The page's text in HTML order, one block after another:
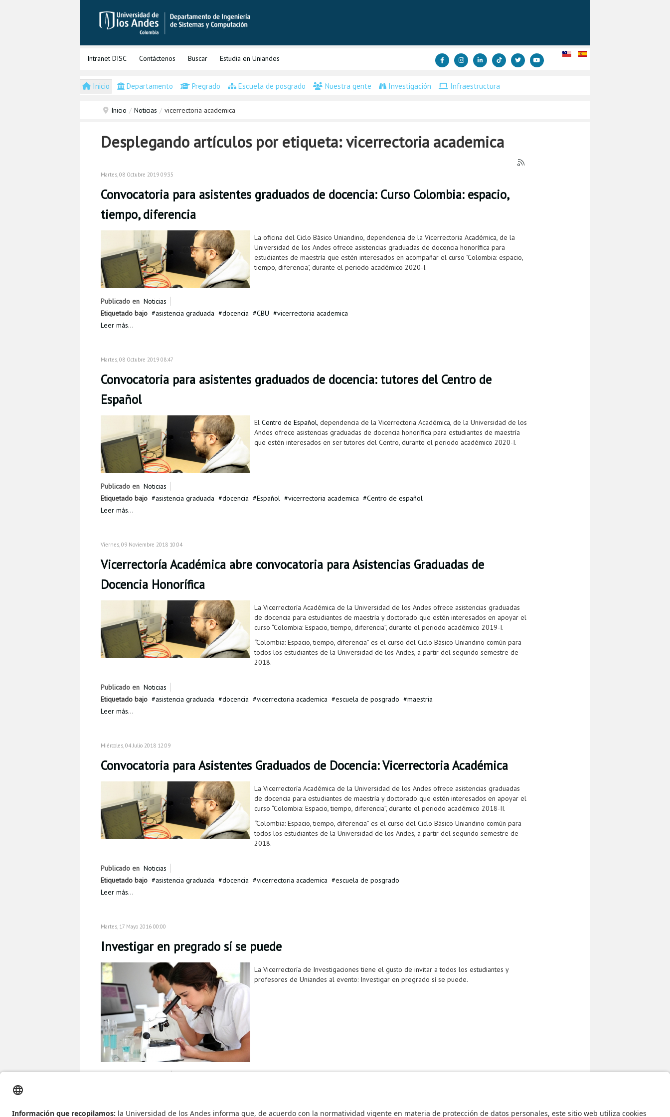
Intranet DISC Contáctenos Buscar Estudia en Uniandes
Inicio Departamento Pregrado Escuela de posgrado Nuestra gente Investigación Infraestructura
Inicio / Noticias / vicerrectoria academica
Desplegando artículos por etiqueta: vicerrectoria academica
Martes, 08 Octubre 2019 09:35
Convocatoria para asistentes graduados de docencia: Curso Colombia: espacio,
tiempo, diferencia
La oficina del Ciclo Básico Uniandino, dependencia de la Vicerrectoria Académica, de la
Universidad de los Andes ofrece asistencias graduadas de docencia honorífica para
estudiantes de maestría que estén interesados en acompañar el curso "Colombia: espacio,
tiempo, diferencia", durante el periodo académico 2020-I.
Publicado en Noticias
Etiquetado bajo
asistencia graduada docencia CBU
vicerrectoria academica
Leer más...
Martes, 08 Octubre 2019 08:47
Convocatoria para asistentes graduados de docencia: tutores del Centro de
Español
El Centro de Español, dependencia de la Vicerrectoria Académica, de la Universidad de los
Andes ofrece asistencias graduadas de docencia honorífica para estudiantes de maestría
que estén interesados en ser tutores del Centro, durante el periodo académico 2020-I.
Publicado en Noticias
Etiquetado bajo
asistencia graduada docencia Español vicerrectoria academica
Centro de español
Leer más...
Viernes, 09 Noviembre 2018 10:04
Vicerrectoría Académica abre convocatoria para Asistencias Graduadas de
Docencia Honorífica
La Vicerrectoría Académica de la Universidad de los Andes ofrece asistencias graduadas
de docencia para estudiantes de maestría y doctorado que estén interesados en apoyar el
curso “Colombia: Espacio, tiempo, diferencia”, durante el periodo académico 2019-I.
“Colombia: Espacio, tiempo, diferencia” es el curso del Ciclo Básico Uniandino común para
todos los estudiantes de la Universidad de los Andes, a partir del segundo semestre de
2018.
Publicado en Noticias
Etiquetado bajo
asistencia graduada docencia vicerrectoria academica escuela de posgrado
maestria
Leer más...
Miércoles, 04 Julio 2018 12:09
Convocatoria para Asistentes Graduados de Docencia: Vicerrectoria Académica
La Vicerrectoría Académica de la Universidad de los Andes ofrece asistencias graduadas
de docencia para estudiantes de maestría y doctorado que estén interesados en apoyar el
curso “Colombia: Espacio, tiempo, diferencia”, durante el periodo académico 2018-II.
“Colombia: Espacio, tiempo, diferencia” es el curso del Ciclo Básico Uniandino común para
todos los estudiantes de la Universidad de los Andes, a partir del segundo semestre de
2018.
Publicado en Noticias
Etiquetado bajo
asistencia graduada docencia vicerrectoria academica
escuela de posgrado
Leer más...
Martes, 17 Mayo 2016 00:00
Investigar en pregrado sí se puede
La Vicerrectoría de Investigaciones tiene el gusto de invitar a todos los estudiantes y
profesores de Uniandes al evento: Investigar en pregrado sí se puede.